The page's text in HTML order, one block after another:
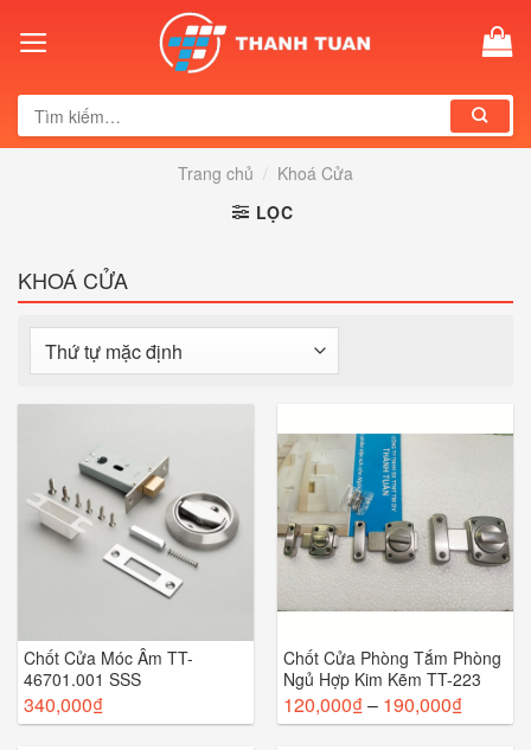
Tìm
kiếm:
Trang chủ / Khoá Cửa
LỌC
KHOÁ CỬA
Chốt Cửa Móc Âm TT-
46701.001 SSS
340,000₫
Chốt Cửa Phòng Tắm Phòng
Ngủ Hợp Kim Kẽm TT-223
120,000₫– 190,000₫